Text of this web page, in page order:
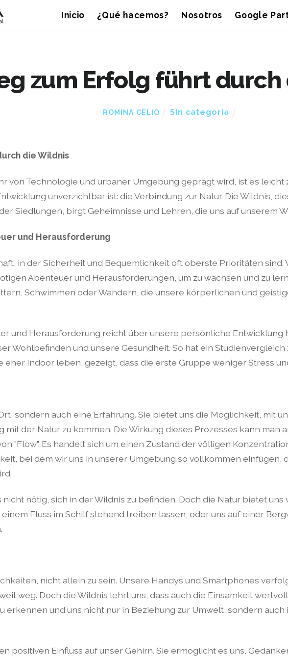
Inicio ¿Qué hacemos? Nosotros Google
zum Erfolg führt
ROMINA CELIO Sin categoría
die Wildnis
von Technologie und urbaner Umgebung geprägt wird, ist es leicht
unverzichtbar ist: die Verbindung zur Natur. Die Wildnis,
Siedlungen, birgt Geheimnisse und Lehren, die uns auf unserem
und Herausforderung
in der Sicherheit und Bequemlichkeit oft oberste Prioritäten sind.
Abenteuer und Herausforderungen, um zu wachsen und zu
Schwimmen oder Wandern, die unsere körperlichen und
und Herausforderung reicht über unsere persönliche Entwicklung
Wohlbefinden und unsere Gesundheit. So hat ein
eher Indoor leben, gezeigt, dass die erste Gruppe weniger Stress
sondern auch eine Erfahrung. Sie bietet uns die Möglichkeit, mit
mit der Natur zu kommen. Die Wirkung dieses Prozesses kann man
"Flow". Es handelt sich um einen Zustand der völligen
bei dem wir uns in unserer Umgebung so vollkommen einfügen,
nicht nötig, sich in der Wildnis zu befinden. Doch die Natur bietet
Fluss im Schilf stehend treiben lassen, oder uns auf einer
nicht allein zu sein. Unsere Handys und Smartphones
weg. Doch die Wildnis lehrt uns, dass auch die Einsamkeit
erkennen und uns nicht nur in Beziehung zur Umwelt, sondern
positiven Einfluss auf unser Gehirn. Sie ermöglicht es uns,